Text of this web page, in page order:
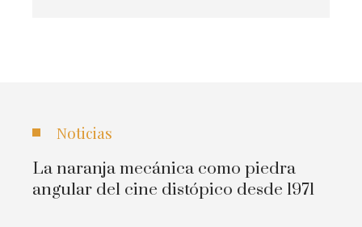
Noticias
La naranja mecánica como piedra
angular del cine distópico desde 1971